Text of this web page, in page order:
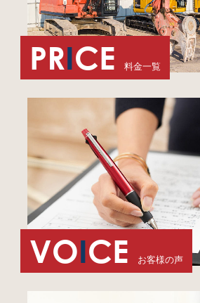
PRICE 料金一覧
VOICE お客様の声